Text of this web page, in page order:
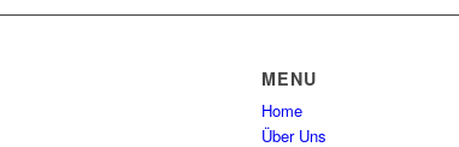
MENU
Home
Über Uns